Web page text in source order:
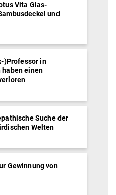
Vita Glas-
und
)Professor in
haben einen
Suche der
Welten
Gewinnung von